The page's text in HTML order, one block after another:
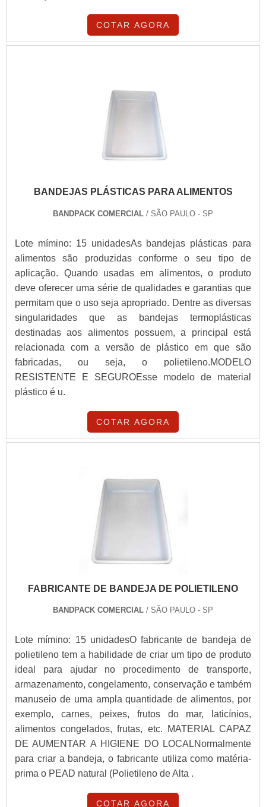
COTAR AGORA
BANDEJAS PLÁSTICAS PARA ALIMENTOS
BANDPACK COMERCIAL / SÃO PAULO - SP
Lote mímino: 15 unidadesAs bandejas plásticas para
alimentos são produzidas conforme o seu tipo de
aplicação. Quando usadas em alimentos, o produto
deve oferecer uma série de qualidades e garantias que
permitam que o uso seja apropriado. Dentre as diversas
singularidades que as bandejas termoplásticas
destinadas aos alimentos possuem, a principal está
relacionada com a versão de plástico em que são
fabricadas, ou seja, o polietileno.MODELO
RESISTENTE E SEGUROEsse modelo de material
plástico é u.
COTAR AGORA
FABRICANTE DE BANDEJA DE POLIETILENO
BANDPACK COMERCIAL / SÃO PAULO - SP
Lote mímino: 15 unidadesO fabricante de bandeja de
polietileno tem a habilidade de criar um tipo de produto
ideal para ajudar no procedimento de transporte,
armazenamento, congelamento, conservação e também
manuseio de uma ampla quantidade de alimentos, por
exemplo, carnes, peixes, frutos do mar, laticínios,
alimentos congelados, frutas, etc. MATERIAL CAPAZ
DE AUMENTAR A HIGIENE DO LOCALNormalmente
para criar a bandeja, o fabricante utiliza como matéria-
prima o PEAD natural (Polietileno de Alta .
COTAR AGORA